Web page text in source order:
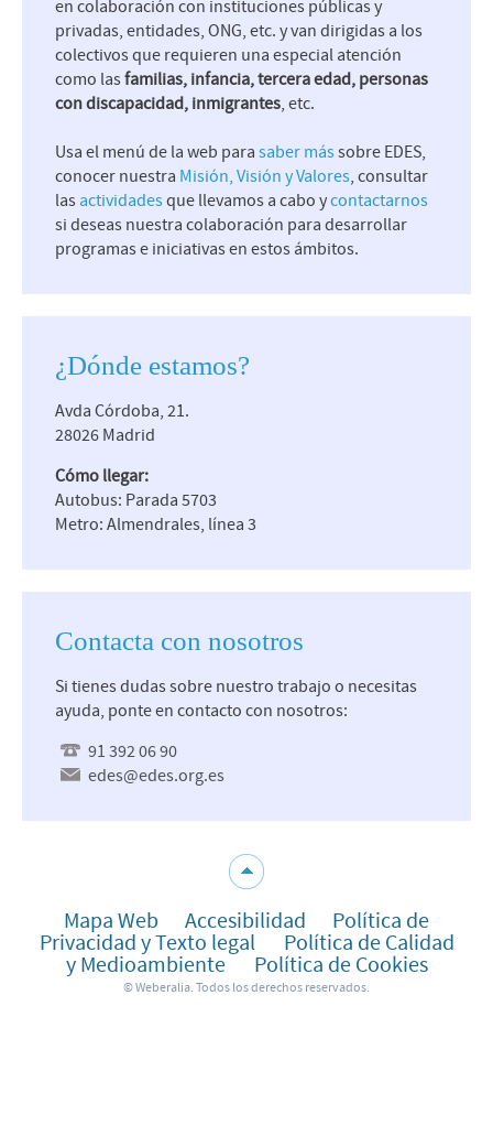
en colaboración con instituciones públicas y
privadas, entidades, ONG, etc. y van dirigidas a los
colectivos que requieren una especial atención
como lasfamilias, infancia, tercera edad, personas
con discapacidad, inmigrantes , etc.
Usa el menú de la web para saber mássobre EDES,
conocer nuestra Misión, Visión y Valores , consultar
las actividadesque llevamos a cabo ycontactarnos
si deseas nuestra colaboración para desarrollar
programas e iniciativas en estos ámbitos.
¿Dónde estamos?
Avda Córdoba, 21.
28026 Madrid
Cómo llegar:
Autobus: Parada 5703
Metro: Almendrales, línea 3
Contacta con nosotros
Si tienes dudas sobre nuestro trabajo o necesitas
ayuda, ponte en contacto con nosotros:
91 392 06 90
edes@edes.org.es
Mapa Web Accesibilidad
Política de
Privacidad y Texto legal
Política de Calidad
y Medioambiente
Política de Cookies
© Weberalia. Todos los derechos reservados.